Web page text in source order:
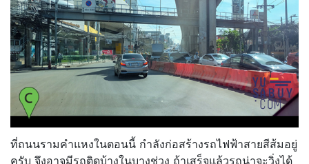
ที่ถนนรามคำแหงในตอนนี้ กำลังก่อสร้างรถไฟฟ้าสายสีส้มอยู่
ครับ จึงอาจมีรถติดบ้างในบางช่วง ถ้าเสร็จแล้วรถน่าจะวิ่งได้